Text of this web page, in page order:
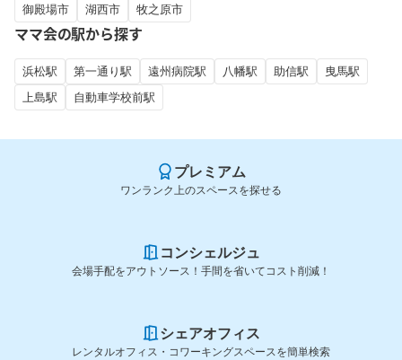
御殿場市
湖西市 牧之原市
ママ会の駅から探す
浜松駅 第一通り駅 遠州病院駅 八幡駅 助信駅
曳馬駅
上島駅
自動車学校前駅
プレミアム
ワンランク上のスペースを探せる
コンシェルジュ
会場手配をアウトソース！手間を省いてコスト削減！
シェアオフィス
レンタルオフィス・コワーキングスペースを簡単検索